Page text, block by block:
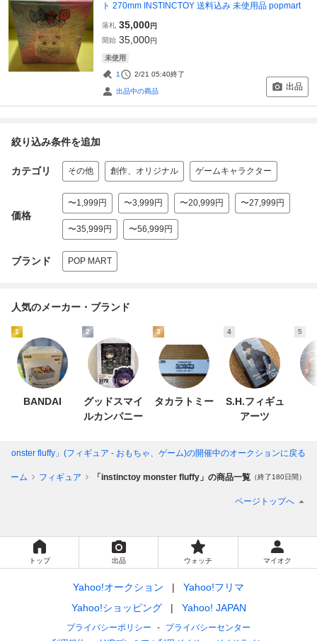
ト 270mm INSTINCTOY 送料込み 未使用品 popmart
落札 35,000円
開始 35,000円
未使用
1 2/21 05:40終了
出品中の商品 出品
絞り込み条件を追加
カテゴリ その他 創作、オリジナル ゲームキャラクター
価格
〜1,999円 〜3,999円 〜20,999円 〜27,999円
〜35,999円 〜56,999円
ブランド POP MART
人気のメーカー・ブランド
1
BANDAI
2
グッドスマイ
ルカンパニー
3
タカラトミー
4
S.H.フィギュ
アーツ
5
monster fluffy」(フィギュア - おもちゃ、ゲーム)の開催中のオークションに戻る
ーム フィギュア 「instinctoy monster fluffy」の商品一覧 （終了180日間）
ページトップへ
トップ 出品 ウォッチ マイオク
Yahoo!オークション
Yahoo!フリマ
Yahoo!ショッピング
Yahoo! JAPAN
プライバシーポリシー
プライバシーセンター